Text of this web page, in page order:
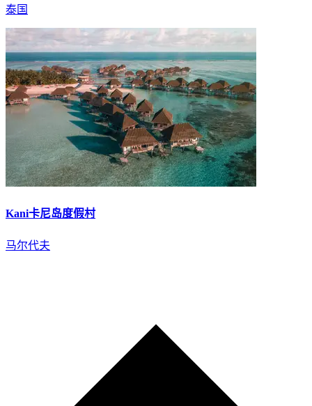
泰国
Kani卡尼岛度假村
马尔代夫